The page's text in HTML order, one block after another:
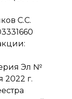
С.С.
Эл №
2022 г.